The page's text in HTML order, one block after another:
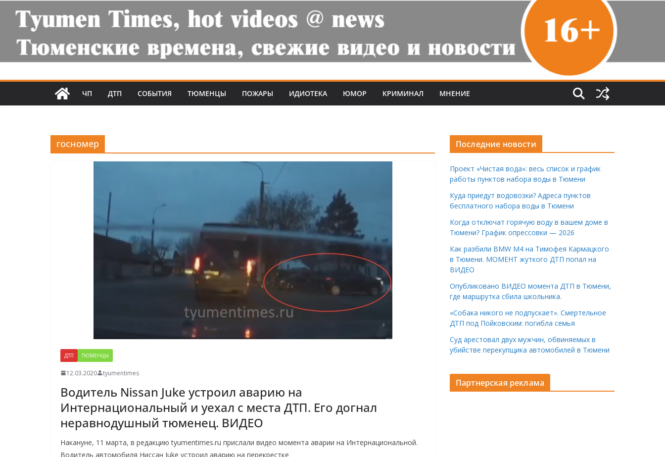
ЧП ДТП СОБЫТИЯ ТЮМЕНЦЫ ПОЖАРЫ ИДИОТЕКА ЮМОР КРИМИНАЛ МНЕНИЕ
госномер
ДТП ТЮМЕНЦЫ
12.03.2020 tyumentimes
Водитель Nissan Juke устроил аварию на
Интернациональный и уехал с места ДТП. Его догнал
неравнодушный тюменец. ВИДЕО
Накануне, 11 марта, в редакцию tyumentimes.ru прислали видео момента аварии на Интернациональной.
Водитель автомобиля Ниссан Juke устроил аварию на перекрестке
Последние новости
Проект «Чистая вода»: весь список и график
работы пунктов набора воды в Тюмени
Куда приедут водовозки? Адреса пунктов
бесплатного набора воды в Тюмени
Когда отключат горячую воду в вашем доме в
Тюмени? График опрессовки — 2026
Как разбили BMW M4 на Тимофея Кармацкого
в Тюмени. МОМЕНТ жуткого ДТП попал на
ВИДЕО
Опубликовано ВИДЕО момента ДТП в Тюмени,
где маршрутка сбила школьника.
«Собака никого не подпускает». Смертельное
ДТП под Пойковским: погибла семья
Суд арестовал двух мужчин, обвиняемых в
убийстве перекупщика автомобилей в Тюмени
Партнерская реклама